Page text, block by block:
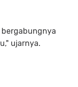
bergabungnya
ujarnya.